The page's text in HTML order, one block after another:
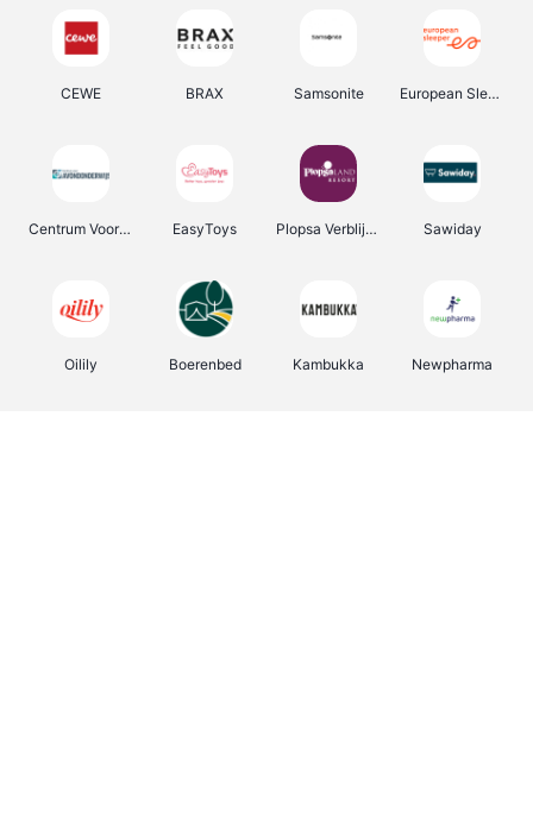
CEWE BRAX Samsonite European Sleeper
Centrum Voor Avondonderwijs EasyToys Plopsa Verblijven Sawiday
Oilily Boerenbed Kambukka Newpharma